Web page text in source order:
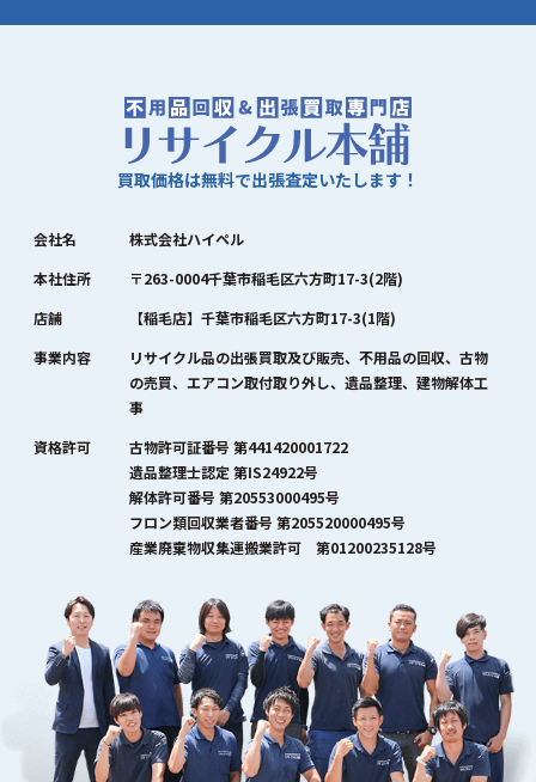
買取価格は無料で出張査定いたします！
会社名
株式会社ハイペル
本社住所
〒263-0004千葉市稲毛区六方町17-3(2階)
店舗
【稲毛店】千葉市稲毛区六方町17-3(1階)
事業内容
リサイクル品の出張買取及び販売、不用品の回収、古物
の売買、エアコン取付取り外し、遺品整理、建物解体工
事
資格許可
古物許可証番号 第441420001722
遺品整理士認定 第IS24922号
解体許可番号 第20553000495号
フロン類回収業者番号 第205520000495号
産業廃棄物収集運搬業許可 第01200235128号